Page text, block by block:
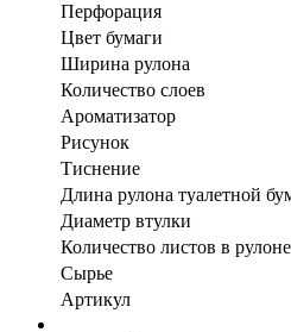
Перфорация
Цвет бумаги
Ширина рулона
Количество слоев
Ароматизатор
Рисунок
Тиснение
Длина рулона туалетной
Диаметр втулки
Количество листов в рулоне
Сырье
Артикул